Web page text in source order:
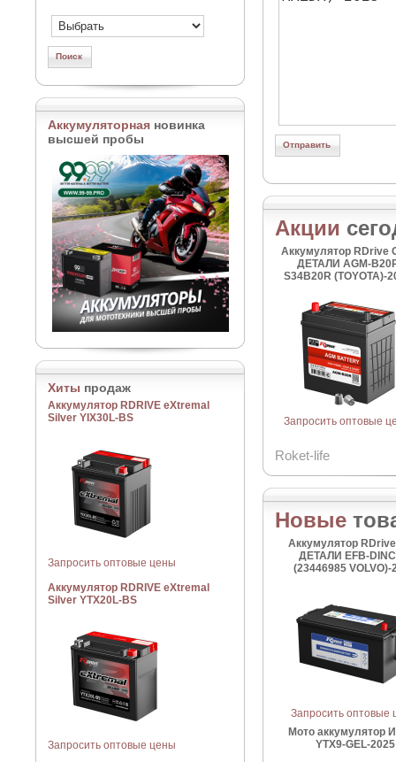
Аккумуляторная новинка
высшей пробы
Хиты продаж
Аккумулятор RDRIVE eXtremal
Silver YIX30L-BS
Запросить оптовые цены
Аккумулятор RDRIVE eXtremal
Silver YTX20L-BS
Запросить оптовые цены
Акции
Аккумулятор RDrive
ДЕТАЛИ AGM-
S34B20R (TOYOTA)-
Запросить оптовые
Roket-life
Новые
Аккумулятор RDrive
ДЕТАЛИ EFB-
(23446985 VOLVO)-
Запросить оптовые
Мото аккумулятор
YTX9-GEL-2025